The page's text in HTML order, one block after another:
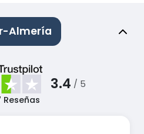
Almería
3.4 / 5
Reseñas